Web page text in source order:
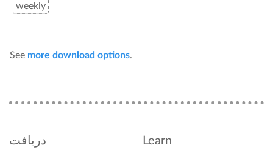
weekly
See more download options.
دریافت Learn